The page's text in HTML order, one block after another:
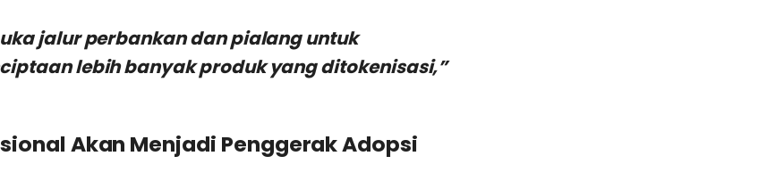
jalur perbankan dan pialang untuk
lebih banyak produk yang ditokenisasi,”
Akan Menjadi Penggerak Adopsi